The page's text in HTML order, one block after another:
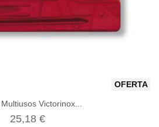
OFERTA
Victorinox...
25,18 €